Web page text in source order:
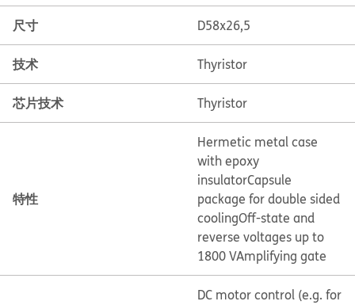
尺寸 D58x26,5
技术 Thyristor
芯片技术 Thyristor
特性
Hermetic metal case
with epoxy
insulatorCapsule
package for double sided
coolingOff-state and
reverse voltages up to
1800 VAmplifying gate
DC motor control (e.g. for